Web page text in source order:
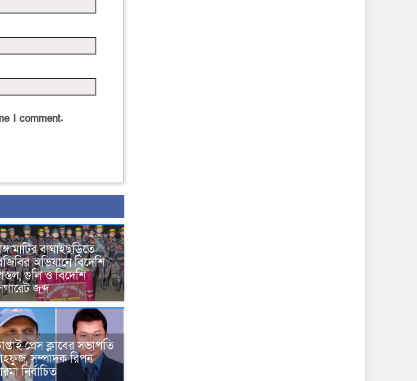
I comment.
বাঘাইছড়িতে
অভিযানে বিদেশি
গুলি ও বিদেশি
জব্দ
প্রেস ক্লাবের সভাপতি
সম্পাদক রিপন
নির্বাচিত